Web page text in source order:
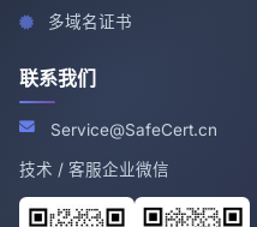
多域名证书
联系我们
Service@SafeCert.cn
技术 / 客服企业微信